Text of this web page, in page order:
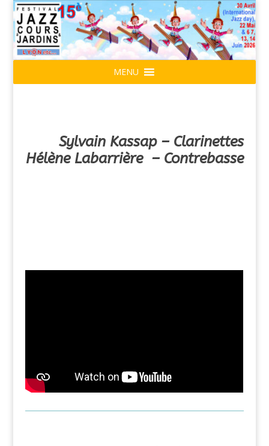
MENU
Sylvain Kassap – Clarinettes
Hélène Labarrière – Contrebasse